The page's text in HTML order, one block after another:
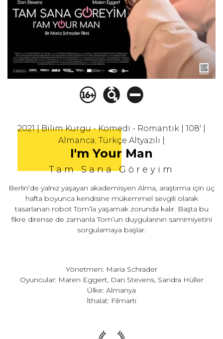
2021 | Bilim Kurgu - Komedi - Romantik | 108' |
Almanca; Türkçe Altyazılı |
I'm Your Man
Tam Sana Göreyim
Berlin’de yalnız yaşayan akademisyen Alma, araştırma için üç
hafta boyunca kendisine mükemmel sevgili olarak
tasarlanan robot Tom’la yaşamak zorunda kalır. Başta bu
fikre dirense de zamanla Tom’un duygularının samimiyetini
sorgulamaya başlar.
Yönetmen: Maria Schrader
Oyuncular: Maren Eggert, Dan Stevens, Sandra Hüller
Ülke: Almanya
İthalat: Filmartı